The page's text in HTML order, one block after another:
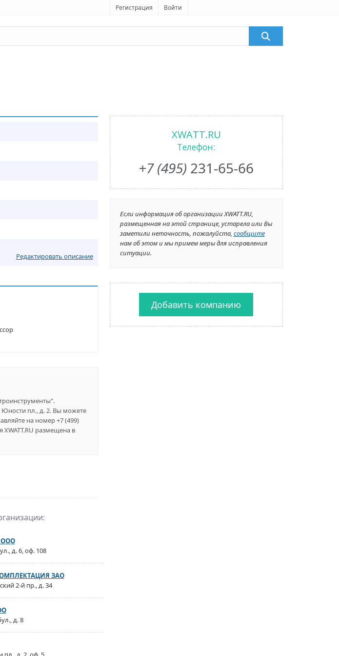
Регистрация Войти
Редактировать описание
Юности пл., д. 2. Вы можете
на номер +7 (499)
размещена в
ООО
д. 6, оф. 108
ЗАО
2-й пр., д. 34
д. 8
XWATT.RU
Телефон:
+7 (495) 231-65-66
Если информация об организации XWATT.RU,
размещенная на этой странице, устарела или Вы
заметили неточность, пожалуйста, сообщите
нам об этом и мы примем меры для исправления
ситуации.
Добавить компанию